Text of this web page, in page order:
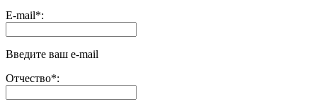
E-mail*:
Введите ваш e-mail
Отчество*: